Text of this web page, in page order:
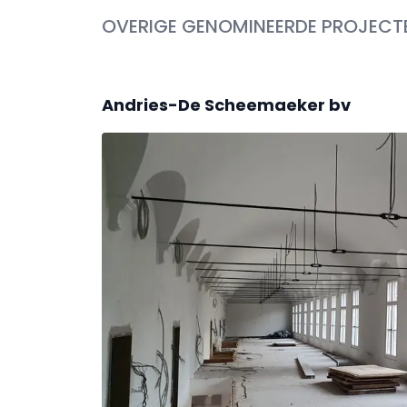
OVERIGE GENOMINEERDE
Andries-De Scheemaeker bv